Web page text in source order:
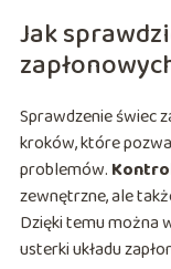
Jak
Sprawdzenie świec
kroków, które
problemów.
zewnętrzne, ale
Dzięki temu można
usterki układu